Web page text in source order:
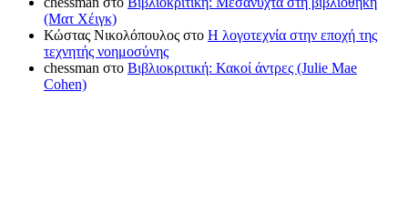
(Ματ Χέιγκ)
Κώστας Νικολόπουλος στο Η λογοτεχνία στην εποχή της
τεχνητής νοημοσύνης
chessman στο Βιβλιοκριτική: Κακοί άντρες (Julie Mae
Cohen)